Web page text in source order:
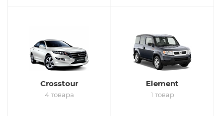
Crosstour
4 товара
Element
1 товар